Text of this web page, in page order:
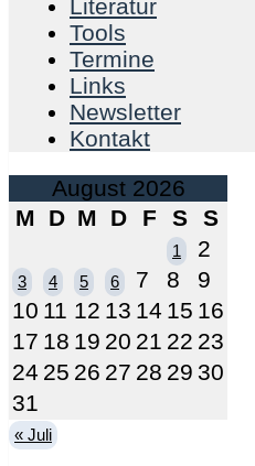
Literatur
Tools
Termine
Links
Newsletter
Kontakt
August 2026
M
D M D F S S
1 2
3 4 5 6 7 8
9
10 11 12 13 14 15 16
17 18 19 20 21 22 23
24 25 26 27 28 29 30
31
« Juli